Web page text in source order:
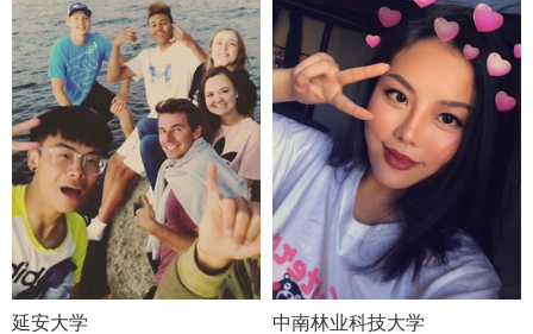
延安大学 中南林业科技大学